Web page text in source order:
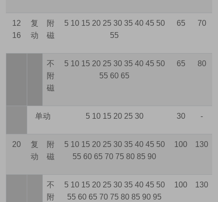
12
16
复
动
附
磁
5 10 15 20 25 30 35 40 45 50
55
65 70
不
附
磁
5 10 15 20 25 30 35 40 45 50
55 60 65
65 80
单动 5 10 15 20 25 30 30 -
20
复
动
附
磁
5 10 15 20 25 30 35 40 45 50
55 60 65 70 75 80 85 90
100 130
不
附
5 10 15 20 25 30 35 40 45 50
55 60 65 70 75 80 85 90 95
100 130